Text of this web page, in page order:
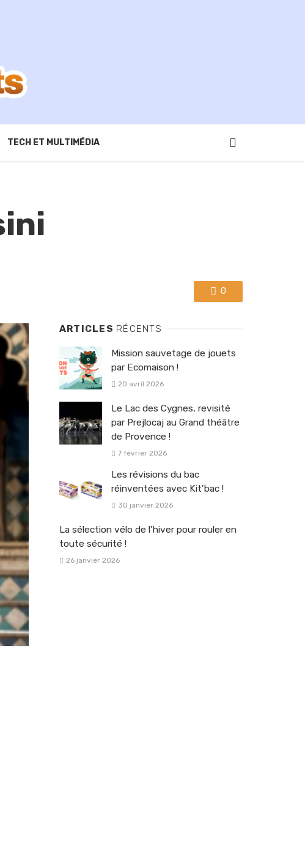
TECH ET MULTIMÉDIA
0
ARTICLES RÉCENTS
Mission sauvetage de jouets
par Ecomaison !
20 avril 2026
Le Lac des Cygnes, revisité
par Prejlocaj au Grand théâtre
de Provence !
7 février 2026
Les révisions du bac
réinventées avec Kit’bac !
30 janvier 2026
La sélection vélo de l’hiver pour rouler en
toute sécurité !
26 janvier 2026